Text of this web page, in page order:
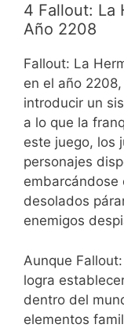
4 Fallout: La
Año 2208
Fallout: La
en el año
introducir un
a lo que la
este juego, los
personajes
embarcándose
desolados
enemigos
Aunque
logra
dentro del
elementos